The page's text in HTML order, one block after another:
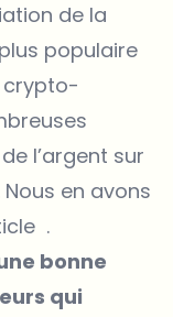
de la
populaire
crypto-
l’argent sur
en avons
.
bonne
qui